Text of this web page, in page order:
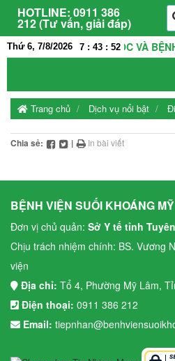
HOTLINE: 0911 386
212 (Tư vấn, giải đáp)
Thứ 6, 7/8/2026 7 : 43 : 52
LÀ NHÀ, THẦY THUỐC VÀ
Trang chủ
Dịch vụ nổi bật
Chia sẻ: | In bài viết
BỆNH VIỆN SUỐI KHOÁNG
Đơn vị chủ quản: Sở Y tế tỉnh
Chịu trách nhiệm chính: BS. Vương
viện
Địa chỉ: Tổ 4, Phường Mỹ Lâm,
Điện thoại: 0911 386 212
Email: